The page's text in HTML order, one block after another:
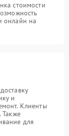
стоимости
онлайн на
и
Клиенты
Также
для